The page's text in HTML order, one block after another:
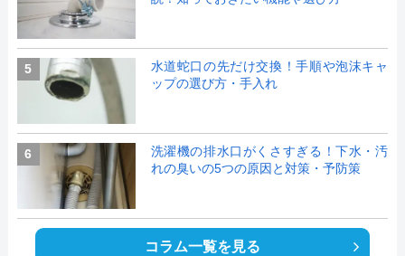
5
水道蛇口の先だけ交換！手順や泡沫キャ
ップの選び方・手入れ
6
洗濯機の排水口がくさすぎる！下水・汚
れの臭いの5つの原因と対策・予防策
コラム一覧を見る